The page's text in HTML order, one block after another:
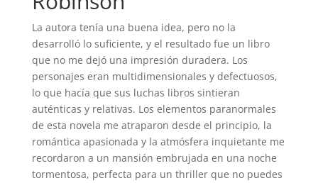
La autora tenía una buena idea, pero no la
desarrolló lo suficiente, y el resultado fue un libro
que no me dejó una impresión duradera. Los
personajes eran multidimensionales y defectuosos,
lo que hacía que sus luchas libros sintieran
auténticas y relativas. Los elementos paranormales
de esta novela me atraparon desde el principio, la
romántica apasionada y la atmósfera inquietante me
recordaron a un mansión embrujada en una noche
tormentosa, perfecta para un thriller que no puedes